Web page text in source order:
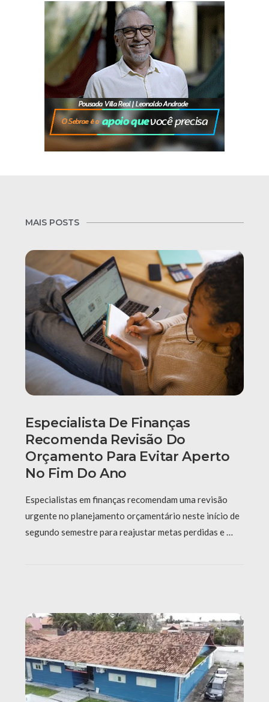
MAIS POSTS
Especialista De Finanças
Recomenda Revisão Do
Orçamento Para Evitar Aperto
No Fim Do Ano
Especialistas em finanças recomendam uma revisão
urgente no planejamento orçamentário neste início de
segundo semestre para reajustar metas perdidas e …